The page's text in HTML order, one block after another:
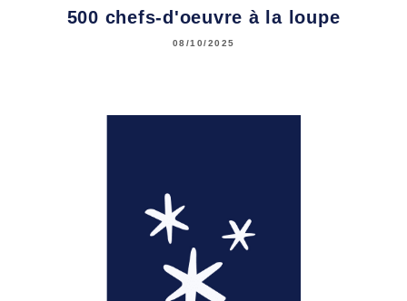
500 chefs-d'oeuvre à la loupe
08/10/2025